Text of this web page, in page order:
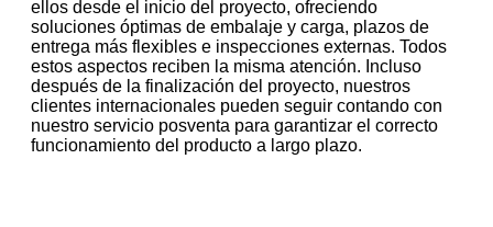
ellos desde el inicio del proyecto, ofreciendo
soluciones óptimas de embalaje y carga, plazos de
entrega más flexibles e inspecciones externas. Todos
estos aspectos reciben la misma atención. Incluso
después de la finalización del proyecto, nuestros
clientes internacionales pueden seguir contando con
nuestro servicio posventa para garantizar el correcto
funcionamiento del producto a largo plazo.